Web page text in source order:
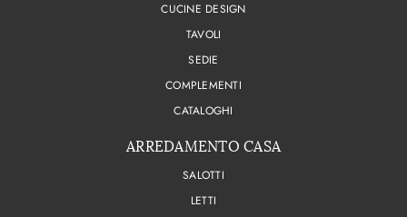
CUCINE DESIGN
TAVOLI
SEDIE
COMPLEMENTI
CATALOGHI
ARREDAMENTO CASA
SALOTTI
LETTI